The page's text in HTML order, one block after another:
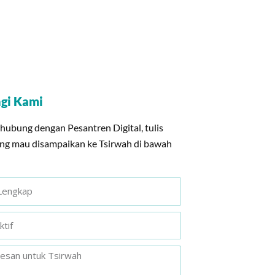
Kami
dengan Pesantren Digital, tulis
mau disampaikan ke Tsirwah di bawah